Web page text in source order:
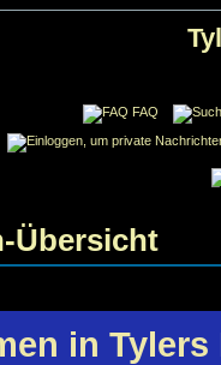
FAQ
Übersicht
in Tylers